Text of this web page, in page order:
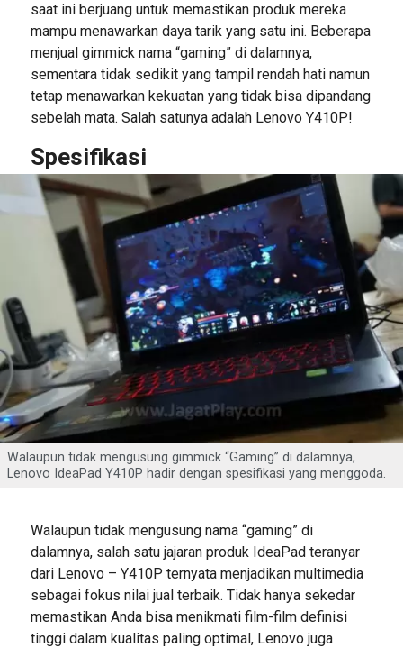
saat ini berjuang untuk memastikan produk mereka
mampu menawarkan daya tarik yang satu ini. Beberapa
menjual gimmick nama “gaming” di dalamnya,
sementara tidak sedikit yang tampil rendah hati namun
tetap menawarkan kekuatan yang tidak bisa dipandang
sebelah mata. Salah satunya adalah Lenovo Y410P!
Spesifikasi
Walaupun tidak mengusung gimmick “Gaming” di dalamnya,
Lenovo IdeaPad Y410P hadir dengan spesifikasi yang menggoda.
Walaupun tidak mengusung nama “gaming” di
dalamnya, salah satu jajaran produk IdeaPad teranyar
dari Lenovo – Y410P ternyata menjadikan multimedia
sebagai fokus nilai jual terbaik. Tidak hanya sekedar
memastikan Anda bisa menikmati film-film definisi
tinggi dalam kualitas paling optimal, Lenovo juga